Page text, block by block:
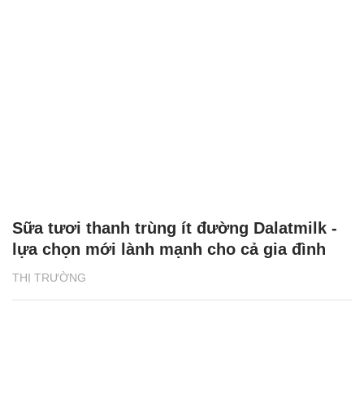
THỊ TRƯỜNG
Sữa tươi thanh trùng ít đường Dalatmilk -
lựa chọn mới lành mạnh cho cả gia đình